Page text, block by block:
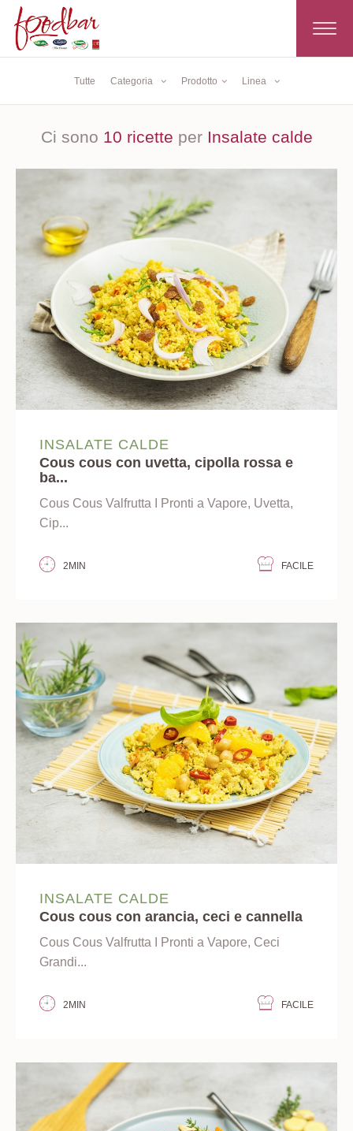
Toggle
Tutte Categoria Prodotto Linea
Ci sono 10 ricette per Insalate calde
INSALATE CALDE
Cous cous con uvetta, cipolla rossa e
ba...
Cous Cous Valfrutta I Pronti a Vapore, Uvetta,
Cip...
2MIN FACILE
INSALATE CALDE
Cous cous con arancia, ceci e cannella
Cous Cous Valfrutta I Pronti a Vapore, Ceci
Grandi...
2MIN FACILE